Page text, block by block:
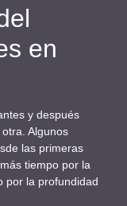
en
y después
Algunos
las primeras
tiempo por la
por la profundidad